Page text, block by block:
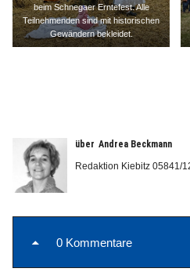
beim Schnegaer Erntefest. Alle
Teilnehmenden sind mit historischen
Gewändern bekleidet.
über Andrea Beckmann
Redaktion Kiebitz 05841/
0 Kommentare